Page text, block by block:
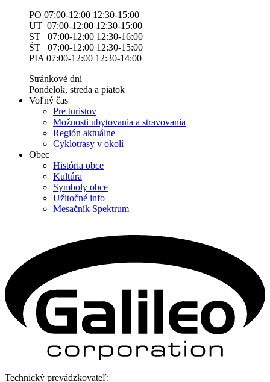
PO 07:00-12:00 12:30-15:00
UT 07:00-12:00 12:30-15:00
ST 07:00-12:00 12:30-16:00
ŠT 07:00-12:00 12:30-15:00
PIA 07:00-12:00 12:30-14:00
Stránkové dni
Pondelok, streda a piatok
Voľný čas
Pre turistov
Možnosti ubytovania a stravovania
Región aktuálne
Cyklotrasy v okolí
Obec
História obce
Kultúra
Symboly obce
Užitočné info
Mesačník Spektrum
Technický prevádzkovateľ: